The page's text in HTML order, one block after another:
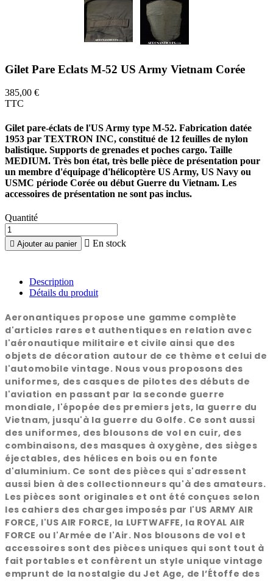
Gilet Pare Eclats M-52 US Army Vietnam Corée
385,00 €
TTC
Gilet pare-éclats de l'US Army type M-52. Fabrication datée
1953 par TEXTRON INC, constitué de 12 feuilles de nylon
balistique. Supports de grenades et poches cargo. Taille
MEDIUM. Très bon état, très belle pièce de présentation pour
un membre d'équipage d'hélicoptère US Army, US Navy ou
USMC période Corée ou début Guerre du Vietnam. Les
accessoires de présentation ne sont pas inclus.
Quantité
 Ajouter au panier  En stock
Description
Détails du produit
Aeronantiques propose une gamme complète
d'articles rares et authentiques en relation avec
l'aéronautique militaire et civile ainsi que des
objets de décoration autour de ce thème et celui de
l'automobile vintage. Nous vous proposons des
uniformes, des casques de pilotes des débuts de
l'aviation en passant par la seconde guerre
mondiale, l'épopée des premiers jets, la guerre du
Vietnam, jusqu'à la guerre du Golfe. Ce sont aussi
des uniformes, des blousons de vol en cuir, des
combinaisons, des masques à oxygène, des sièges
éjectables, des hélices en bois ou en fonte
d'aluminium. Ce sont des pièces qui s'adressent
aussi bien à des collectionneurs qu'à des amateurs.
Les pièces sont originales et ont été conçues selon
les cahiers des charges imposés par l'US ARMY AIR
FORCE, l'US AIR FORCE, la LUFTWAFFE, la ROYAL AIR
FORCE ou l'Armée de l'Air. Nos blousons de vol et
accessoires sont des pièces uniques qui sont tout à
fait portables et confèrent un style unique vintage
emprunt de la nostalgie du Jet Age, de l’Étoffe des